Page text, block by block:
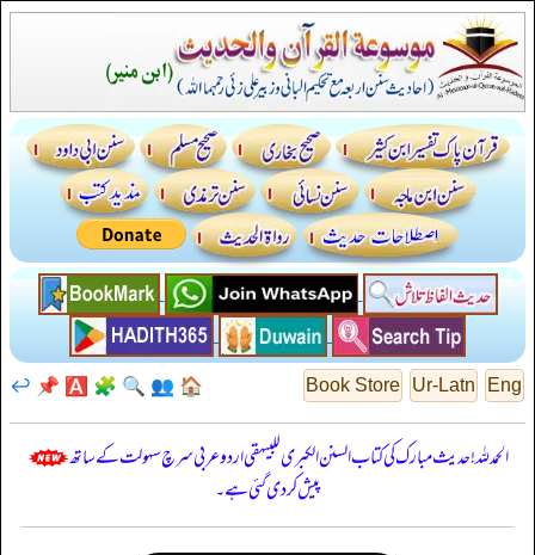
Eng
Ur-Latn
Book Store
🏠
👥
🔍
🧩
🅰️
📌
↩️
الحمدللہ! حدیث مبارک کی کتاب السنن الكبرى للبيهقي اردو عربی سرچ سہولت کے ساتھ
پیش کر دی گئی ہے۔